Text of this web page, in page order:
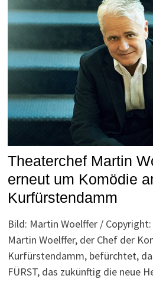
Theaterchef Martin
erneut um Komödie
Kurfürstendamm
Bild: Martin Woelffer /
Martin Woelffer, der Chef der
Kurfürstendamm, befürchtet,
FÜRST, das zukünftig die neue